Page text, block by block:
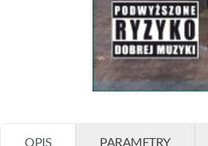
OPIS PARAMETRY